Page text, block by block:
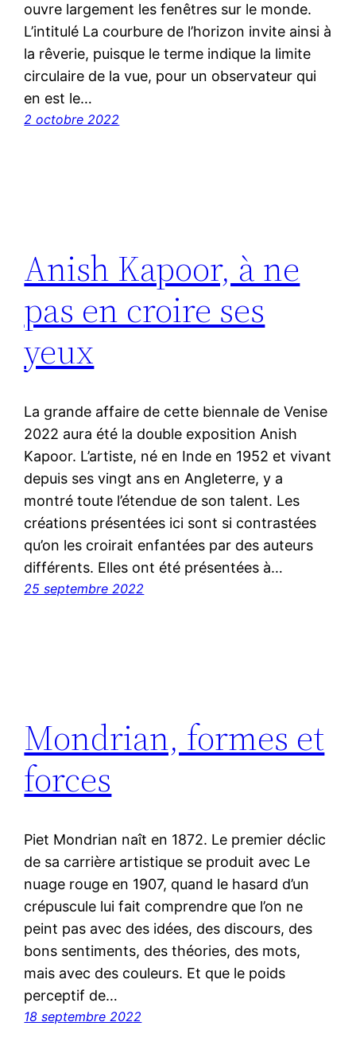
ouvre largement les fenêtres sur le monde.
L’intitulé La courbure de l’horizon invite ainsi à
la rêverie, puisque le terme indique la limite
circulaire de la vue, pour un observateur qui
en est le…
2 octobre 2022
Anish Kapoor, à ne
pas en croire ses
yeux
La grande affaire de cette biennale de Venise
2022 aura été la double exposition Anish
Kapoor. L’artiste, né en Inde en 1952 et vivant
depuis ses vingt ans en Angleterre, y a
montré toute l’étendue de son talent. Les
créations présentées ici sont si contrastées
qu’on les croirait enfantées par des auteurs
différents. Elles ont été présentées à…
25 septembre 2022
Mondrian, formes et
forces
Piet Mondrian naît en 1872. Le premier déclic
de sa carrière artistique se produit avec Le
nuage rouge en 1907, quand le hasard d’un
crépuscule lui fait comprendre que l’on ne
peint pas avec des idées, des discours, des
bons sentiments, des théories, des mots,
mais avec des couleurs. Et que le poids
perceptif de…
18 septembre 2022